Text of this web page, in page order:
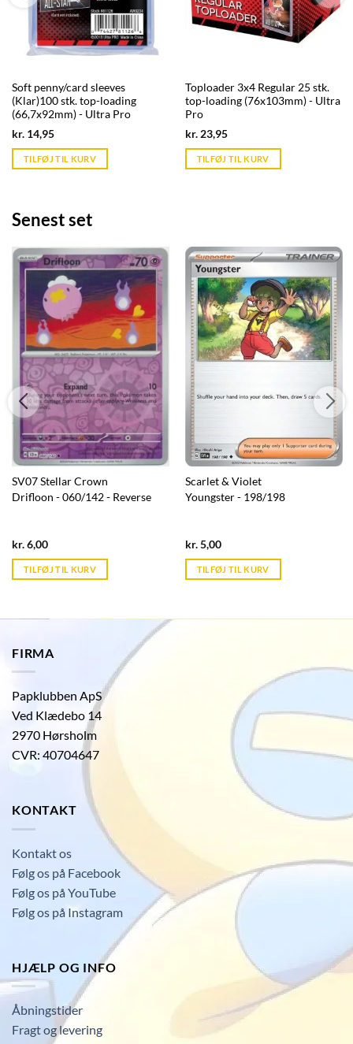
Soft penny/card sleeves
(Klar)100 stk. top-loading
(66,7x92mm) - Ultra Pro
kr. 14,95Current
is:
kr. 39,95.
TILFØJ TIL KURV
Toploader 3x4 Regular 25 stk.
top-loading (76x103mm) - Ultra
Pro
kr.23,95Current
is:
kr. 39,95.
TILFØJ TIL KURV
Senest set
SV07 Stellar Crown
Drifloon - 060/142 - Reverse
kr.6,00Current
is:
kr. 39,95.
TILFØJ TIL KURV
Scarlet & Violet
Youngster - 198/198
kr.5,00Current
is:
kr. 39,95.
TILFØJ TIL KURV
FIRMA
Papklubben ApS
Ved Klædebo 14
2970 Hørsholm
CVR: 40704647
KONTAKT
Kontakt os
Følg os på Facebook
Følg os på YouTube
Følg os på Instagram
HJÆLP OG INFO
Åbningstider
Fragt og levering